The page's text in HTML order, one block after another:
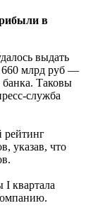
в
выдать
млрд руб —
банка. Таковы
служба
рейтинг
указав, что
I квартала